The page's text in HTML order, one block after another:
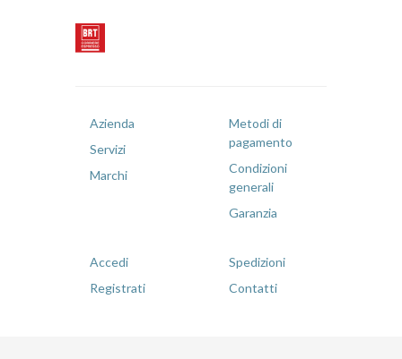
Azienda
Servizi
Marchi
Metodi di
pagamento
Condizioni
generali
Garanzia
Accedi
Registrati
Spedizioni
Contatti